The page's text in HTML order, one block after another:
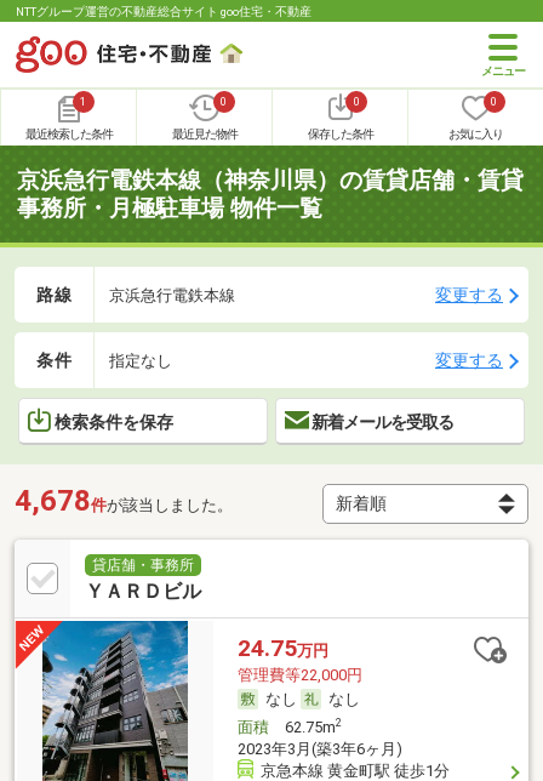
NTTグループ運営の不動産総合サイト goo住宅・不動産
1
最近検索した条件
0
最近見た物件
0
保存した条件
0
お気に入り
京浜急行電鉄本線（神奈川県）の賃貸店舗・賃貸
事務所・月極駐車場 物件一覧
路線 京浜急行電鉄本線 変更する
条件 指定なし 変更する
検索条件を保存 新着メールを受取る
4,678件が該当しました。
貸店舗・事務所
ＹＡＲＤビル
24.75万円
管理費等22,000円
なし
なし
面積62.75m2
2023年3月(築3年6ヶ月)
京急本線 黄金町駅 徒歩1分